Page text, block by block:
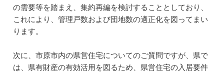
の需要等を踏まえ、集約再編を検討することとしており、
これにより、管理戸数および団地数の適正化を図ってまい
ります。
次に、市原市内の県営住宅についてのご質問ですが、県で
は、県有財産の有効活用を図るため、県営住宅の入居要件